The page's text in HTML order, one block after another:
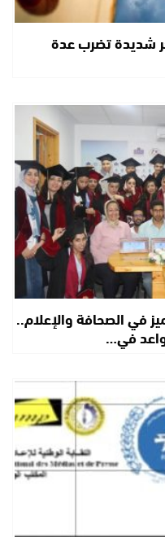
شديدة تضرب عدة
في الصحافة والإعلام..
في…